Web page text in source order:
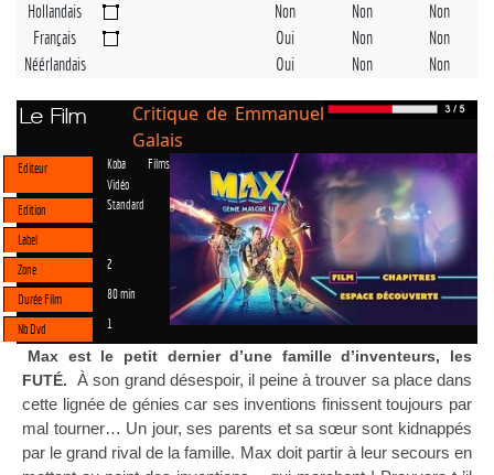
Hollandais
Non Non
Non
Français
Oui Non
Non
Néérlandais
Oui Non Non
Le Film
Critique de Emmanuel
Galais
Editeur
Koba Films
Vidéo
Edition
Standard
Label
Zone
2
Durée Film 80 min
Nb Dvd 1
Max est le petit dernier d’une famille d’inventeurs, les
FUTÉ.
À son grand désespoir, il peine à trouver sa place dans
cette lignée de génies car ses inventions finissent toujours par
mal tourner… Un jour, ses parents et sa sœur sont kidnappés
par le grand rival de la famille. Max doit partir à leur secours en